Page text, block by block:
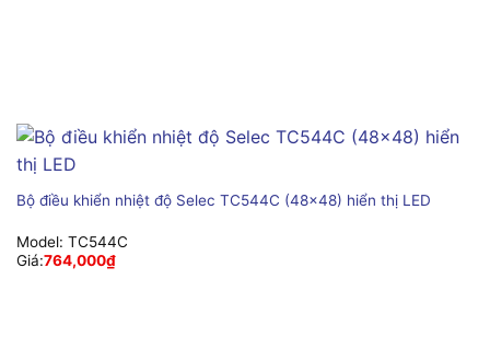
Bộ điều khiển nhiệt độ Selec TC544C (48×48) hiển thị LED
Model: TC544C
Giá:764,000₫